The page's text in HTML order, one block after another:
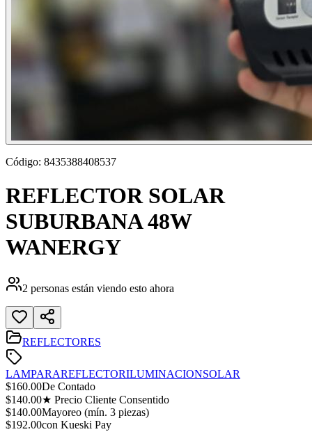
Código: 8435388408537
REFLECTOR SOLAR
SUBURBANA 48W
WANERGY
2 personas están viendo esto ahora
REFLECTORES
LAMPARAREFLECTORILUMINACIONSOLAR
$160.00De Contado
$140.00★ Precio Cliente Consentido
$140.00Mayoreo (mín. 3 piezas)
$192.00con Kueski Pay